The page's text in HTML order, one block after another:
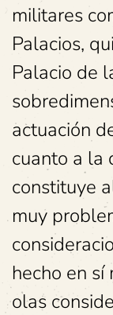
militares
Palacios,
Palacio de
actuación
cuanto a la
constituye
muy
hecho en sí
olas